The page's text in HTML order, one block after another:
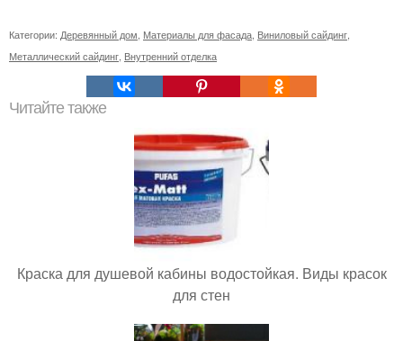
Категории: Деревянный дом, Материалы для фасада, Виниловый сайдинг,
Металлический сайдинг, Внутренний отделка
Читайте также
Краска для душевой кабины водостойкая. Виды красок
для стен